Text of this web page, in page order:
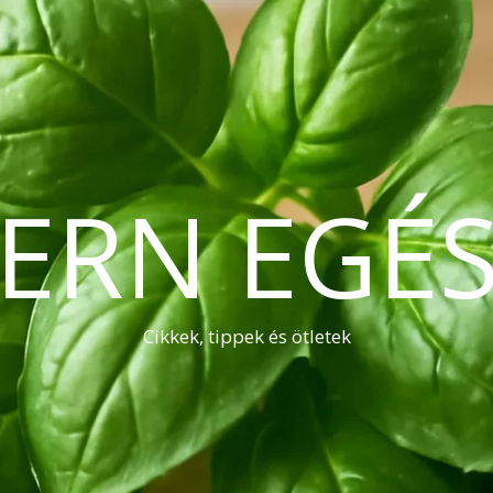
Cikkek, tippek és ötletek